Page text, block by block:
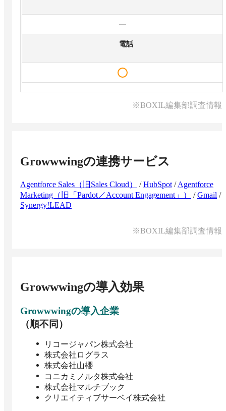
—
電話
※BOXIL編集部調査情報
Growwwingの連携サービス
Agentforce Sales（旧Sales Cloud） /HubSpot /Agentforce
Marketing（旧「Pardot／Account Engagement」）
/Gmail /
Synergy!LEAD
※BOXIL編集部調査情報
Growwwingの導入効果
Growwwingの導入企業
（順不同）
リコージャパン株式会社
株式会社ログラス
株式会社山櫻
コニカミノルタ株式会社
株式会社マルチブック
クリエイティブサーベイ株式会社